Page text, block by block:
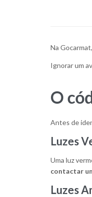
Na
Ignorar um
O
Antes de
Luzes
Uma luz
contactar
Luzes